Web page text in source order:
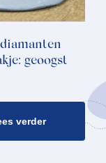
geoogst
verder